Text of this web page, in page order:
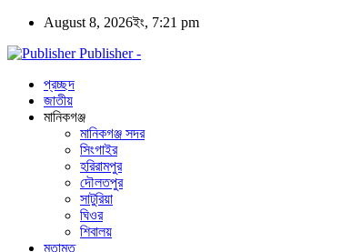
August 8, 2026ইং, 7:21 pm
Publisher -
প্রচ্ছদ
জাতীয়
মানিকগঞ্জ
মানিকগঞ্জ সদর
সিংগাইর
হরিরামপুর
দৌলতপুর
সাটুরিয়া
ঘিওর
শিবালয়
মতামত